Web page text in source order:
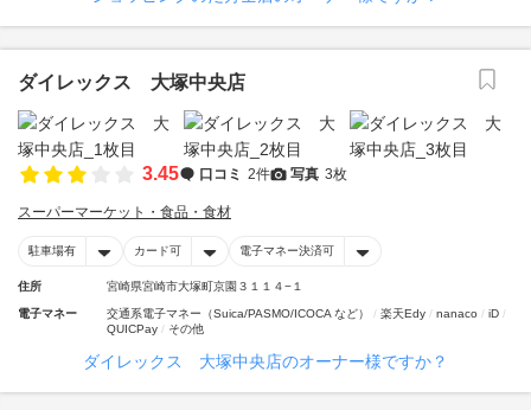
ダイレックス 大塚中央店
3.45 口コミ 2件 写真 3枚
スーパーマーケット・食品・食材
駐車場有 カード可 電子マネー決済可
住所 宮崎県宮崎市大塚町京園３１１４−１
電子マネー 交通系電子マネー（Suica/PASMO/ICOCA など） 楽天Edy nanaco
iD
QUICPay
その他
ダイレックス 大塚中央店のオーナー様ですか？